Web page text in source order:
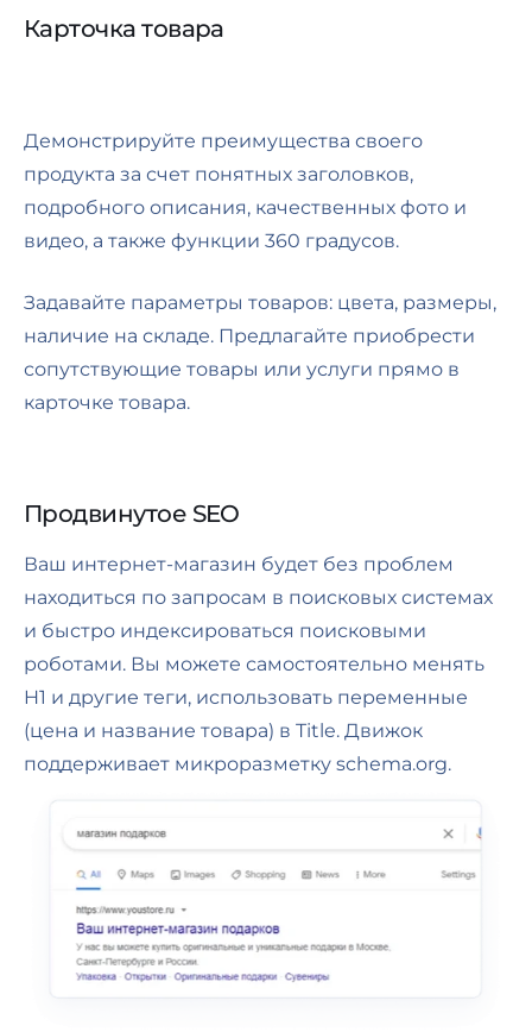
Карточка товара
Демонстрируйте преимущества своего
продукта за счет понятных заголовков,
подробного описания, качественных фото и
видео, а также функции 360 градусов.
Задавайте параметры товаров: цвета, размеры,
наличие на складе. Предлагайте приобрести
сопутствующие товары или услуги прямо в
карточке товара.
Продвинутое SEO
Ваш интернет-магазин будет без проблем
находиться по запросам в поисковых системах
и быстро индексироваться поисковыми
роботами. Вы можете самостоятельно менять
H1 и другие теги, использовать переменные
(цена и название товара) в Title. Движок
поддерживает микроразметку schema.org.